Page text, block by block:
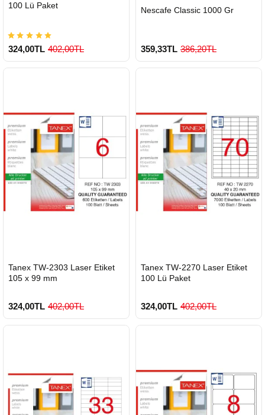
900 TL Üzeri Kargo Ücretsiz
100 Lü Paket
324,00TL 402,00TL
Nescafe Classic 1000 Gr
359,33TL 386,20TL
GÖNDERİ
Tanex TW-2303 Laser Etiket
105 x 99 mm
324,00TL 402,00TL
GÖNDERİ
Tanex TW-2270 Laser Etiket
100 Lü Paket
324,00TL 402,00TL